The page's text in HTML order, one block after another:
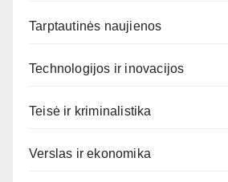
Tarptautinės naujienos
Technologijos ir inovacijos
Teisė ir kriminalistika
Verslas ir ekonomika